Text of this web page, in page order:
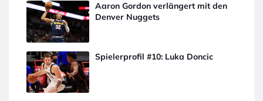
Aaron Gordon verlängert mit den
Denver Nuggets
Spielerprofil #10: Luka Doncic